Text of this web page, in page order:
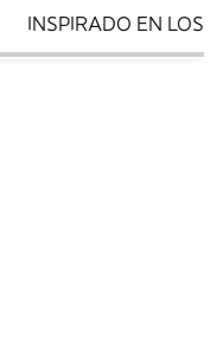
INSPIRADO EN LOS